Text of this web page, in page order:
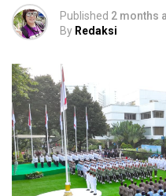
Published 2 months
By Redaksi